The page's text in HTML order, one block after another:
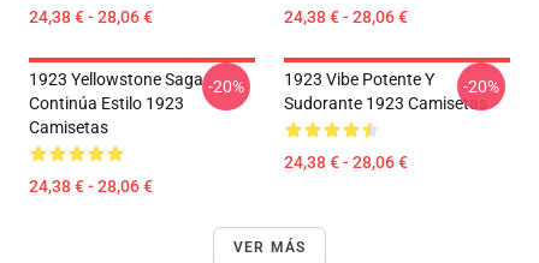
24,38 € - 28,06 € 24,38 € - 28,06 €
1923 Yellowstone Saga
Continúa Estilo 1923
Camisetas
24,38 € - 28,06 €
-20%
1923 Vibe Potente Y
Sudorante 1923 Camisetas
24,38 € - 28,06 €
-20%
VER MÁS